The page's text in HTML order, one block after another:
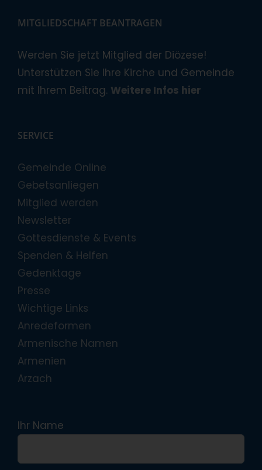
MITGLIEDSCHAFT BEANTRAGEN
Werden Sie jetzt Mitglied der Diözese!
Unterstützen Sie Ihre Kirche und Gemeinde
mit Ihrem Beitrag. Weitere Infos hier
SERVICE
Gemeinde Online
Gebetsanliegen
Mitglied werden
Newsletter
Gottesdienste & Events
Spenden & Helfen
Gedenktage
Presse
Wichtige Links
Anredeformen
Armenische Namen
Armenien
Arzach
Ihr Name